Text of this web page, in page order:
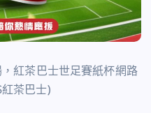
紅茶巴士世足賽紙杯網路
茶巴士)